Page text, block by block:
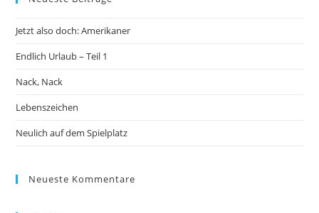
Jetzt also doch: Amerikaner
Endlich Urlaub – Teil 1
Nack, Nack
Lebenszeichen
Neulich auf dem Spielplatz
Neueste Kommentare